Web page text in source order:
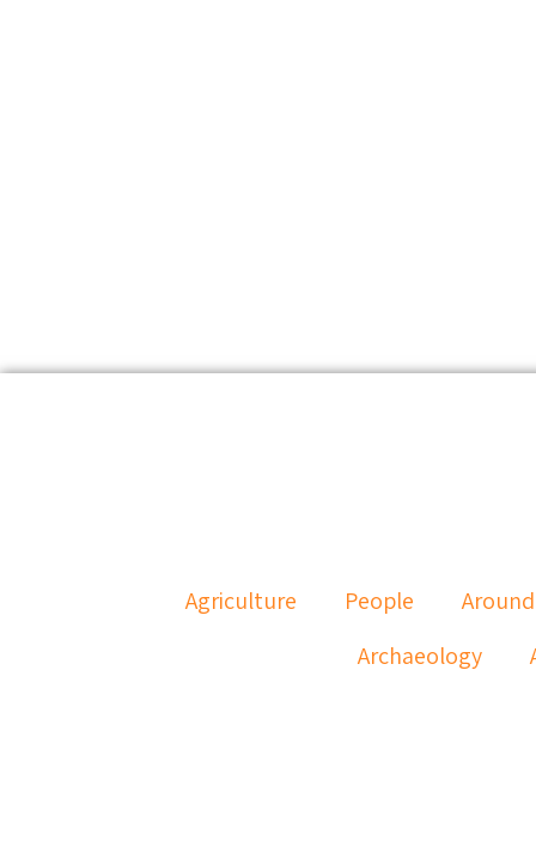
Agriculture People
Archaeology